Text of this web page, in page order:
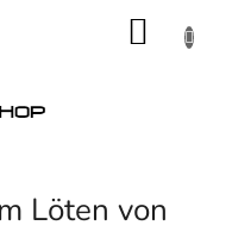
Löten von